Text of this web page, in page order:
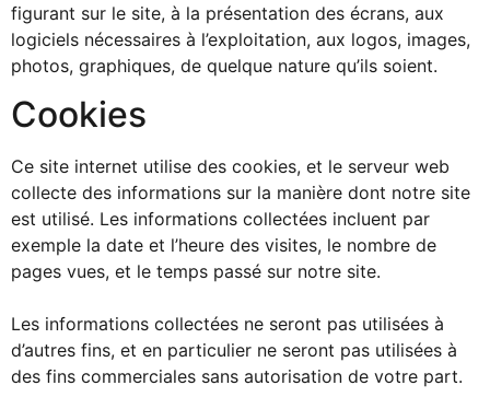
figurant sur le site, à la présentation des écrans, aux
logiciels nécessaires à l’exploitation, aux logos, images,
photos, graphiques, de quelque nature qu’ils soient.
Cookies
Ce site internet utilise des cookies, et le serveur web
collecte des informations sur la manière dont notre site
est utilisé. Les informations collectées incluent par
exemple la date et l’heure des visites, le nombre de
pages vues, et le temps passé sur notre site.
Les informations collectées ne seront pas utilisées à
d’autres fins, et en particulier ne seront pas utilisées à
des fins commerciales sans autorisation de votre part.